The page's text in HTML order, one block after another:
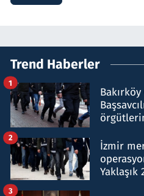
Trend Haberler
1
İzmir
2
3